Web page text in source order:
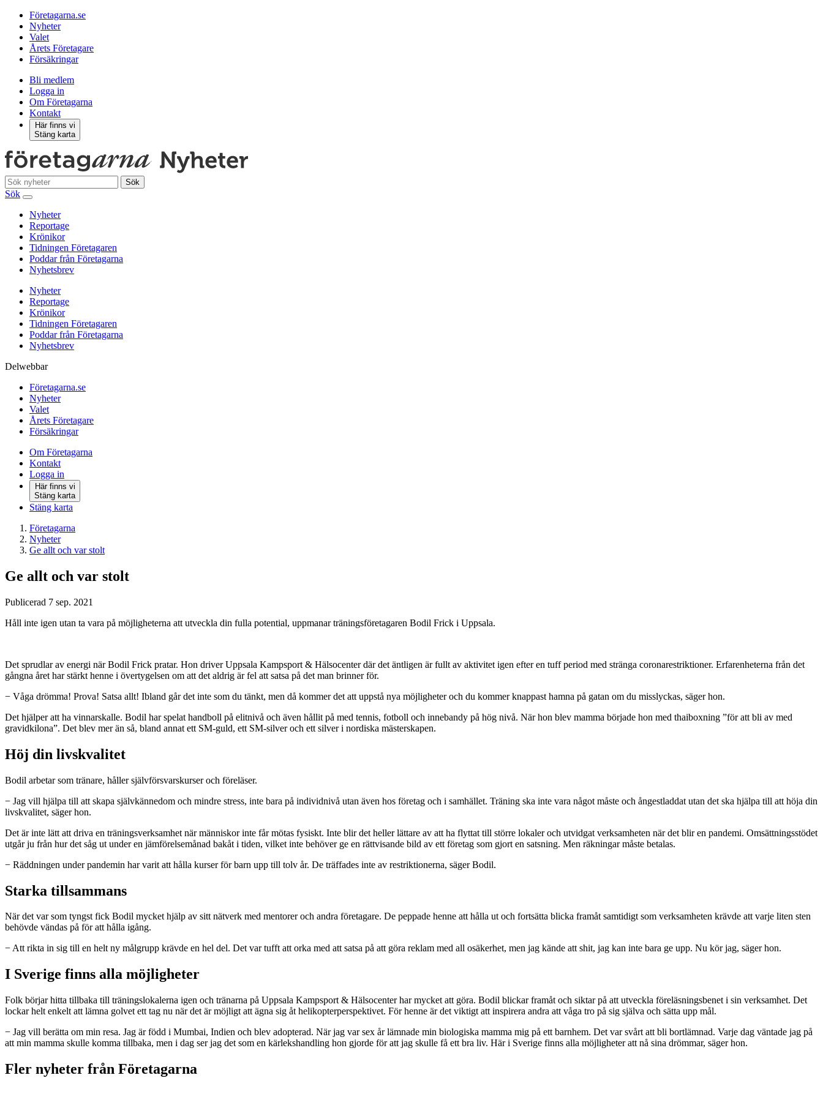
Företagarna.se
Nyheter
Valet
Årets Företagare
Försäkringar
Bli medlem
Logga in
Om Företagarna
Kontakt
Här finns vi
Stäng karta
Sök
Sök
Nyheter
Reportage
Krönikor
Tidningen Företagaren
Poddar från Företagarna
Nyhetsbrev
Nyheter
Reportage
Krönikor
Tidningen Företagaren
Poddar från Företagarna
Nyhetsbrev
Delwebbar
Företagarna.se
Nyheter
Valet
Årets Företagare
Försäkringar
Om Företagarna
Kontakt
Logga in
Här finns vi
Stäng karta
Stäng karta
Företagarna
Nyheter
Ge allt och var stolt
Ge allt och var stolt
Publicerad 7 sep. 2021
Håll inte igen utan ta vara på möjligheterna att utveckla din fulla potential, uppmanar träningsföretagaren Bodil Frick i Uppsala.
Det sprudlar av energi när Bodil Frick pratar. Hon driver Uppsala Kampsport & Hälsocenter där det äntligen är fullt av aktivitet igen efter en tuff period med stränga coronarestriktioner. Erfarenheterna från det
gångna året har stärkt henne i övertygelsen om att det aldrig är fel att satsa på det man brinner för.
− Våga drömma! Prova! Satsa allt! Ibland går det inte som du tänkt, men då kommer det att uppstå nya möjligheter och du kommer knappast hamna på gatan om du misslyckas, säger hon.
Det hjälper att ha vinnarskalle. Bodil har spelat handboll på elitnivå och även hållit på med tennis, fotboll och innebandy på hög nivå. När hon blev mamma började hon med thaiboxning ”för att bli av med
gravidkilona”. Det blev mer än så, bland annat ett SM-guld, ett SM-silver och ett silver i nordiska mästerskapen.
Höj din livskvalitet
Bodil arbetar som tränare, håller självförsvarskurser och föreläser.
− Jag vill hjälpa till att skapa självkännedom och mindre stress, inte bara på individnivå utan även hos företag och i samhället. Träning ska inte vara något måste och ångestladdat utan det ska hjälpa till att höja din
livskvalitet, säger hon.
Det är inte lätt att driva en träningsverksamhet när människor inte får mötas fysiskt. Inte blir det heller lättare av att ha flyttat till större lokaler och utvidgat verksamheten när det blir en pandemi. Omsättningsstödet
utgår ju från hur det såg ut under en jämförelsemånad bakåt i tiden, vilket inte behöver ge en rättvisande bild av ett företag som gjort en satsning. Men räkningar måste betalas.
− Räddningen under pandemin har varit att hålla kurser för barn upp till tolv år. De träffades inte av restriktionerna, säger Bodil.
Starka tillsammans
När det var som tyngst fick Bodil mycket hjälp av sitt nätverk med mentorer och andra företagare. De peppade henne att hålla ut och fortsätta blicka framåt samtidigt som verksamheten krävde att varje liten sten
behövde vändas på för att hålla igång.
− Att rikta in sig till en helt ny målgrupp krävde en hel del. Det var tufft att orka med att satsa på att göra reklam med all osäkerhet, men jag kände att shit, jag kan inte bara ge upp. Nu kör jag, säger hon.
I Sverige finns alla möjligheter
Folk börjar hitta tillbaka till träningslokalerna igen och tränarna på Uppsala Kampsport & Hälsocenter har mycket att göra. Bodil blickar framåt och siktar på att utveckla föreläsningsbenet i sin verksamhet. Det
lockar helt enkelt att lämna golvet ett tag nu när det är möjligt att ägna sig åt helikopterperspektivet. För henne är det viktigt att inspirera andra att våga tro på sig själva och sätta upp mål.
− Jag vill berätta om min resa. Jag är född i Mumbai, Indien och blev adopterad. När jag var sex år lämnade min biologiska mamma mig på ett barnhem. Det var svårt att bli bortlämnad. Varje dag väntade jag på
att min mamma skulle komma tillbaka, men i dag ser jag det som en kärlekshandling hon gjorde för att jag skulle få ett bra liv. Här i Sverige finns alla möjligheter att nå sina drömmar, säger hon.
Fler nyheter från Företagarna